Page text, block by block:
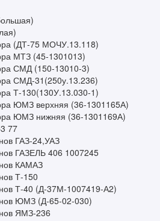
(ДТ-75 МОЧУ.13.118)
МТЗ (45-1301013)
СМД (150-13010-3)
СМД-31(250у.13.236)
Т-130(130У.13.030-1)
ЮМЗ верхняя (36-1301165А)
ЮМЗ нижняя (36-1301169А)
77
ГАЗ-24,УАЗ
ГАЗЕЛЬ 406 1007245
КАМАЗ
Т-150
Т-40 (Д-37М-1007419-А2)
ЮМЗ (Д-65-02-030)
ЯМЗ-236